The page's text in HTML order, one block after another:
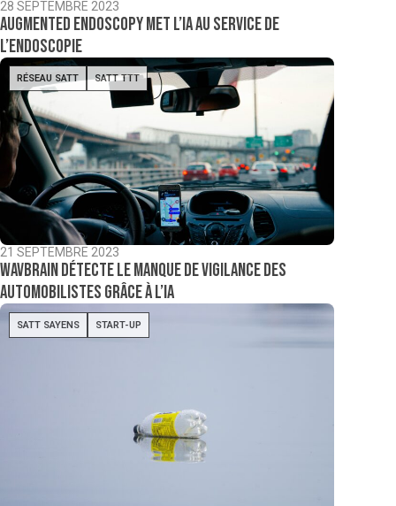
28 SEPTEMBRE 2023
Augmented Endoscopy met l’IA au service de
l’endoscopie
RÉSEAU SATT SATT TTT
21 SEPTEMBRE 2023
Wavbrain détecte le manque de vigilance des
automobilistes grâce à l’IA
SATT SAYENS START-UP